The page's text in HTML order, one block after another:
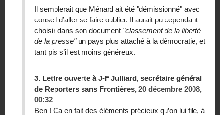
Il semblerait que Ménard ait été "démissionné" avec
conseil d’aller se faire oublier. Il aurait pu cependant
choisir dans son document "classement de la liberté
de la presse"un pays plus attaché à la démocratie, et
tant pis s’il est moins généreux.
3. Lettre ouverte à J-F Julliard, secrétaire général
de Reporters sans Frontières, 20 décembre 2008,
00:32
Ben ! Ca en fait des éléments précieux qu’on lui file, à